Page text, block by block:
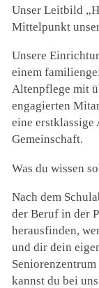
Unser Leitbild
Mittelpunkt
Unsere
einem
Altenpflege mit
engagierten
eine erstklassige
Gemeinschaft.
Was du wissen
Nach dem
der Beruf in der
herausfinden,
und dir dein
kannst du bei